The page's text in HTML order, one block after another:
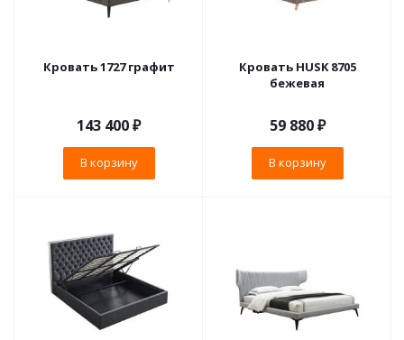
Кровать 1727 графит
143 400₽
В корзину
Кровать HUSK 8705
бежевая
59 880₽
В корзину